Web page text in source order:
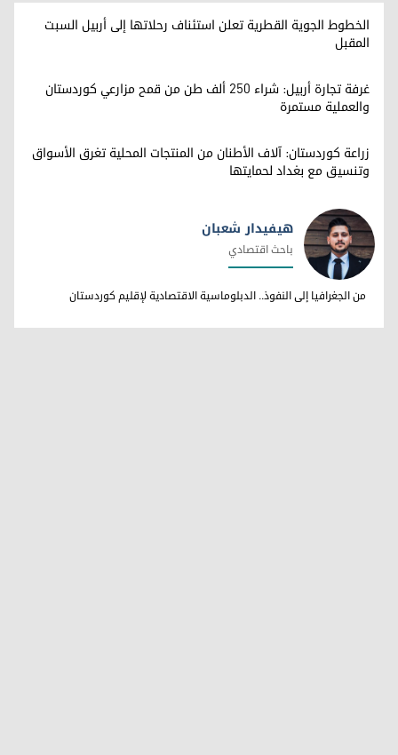
الخطوط الجوية القطرية تعلن استئناف رحلاتها إلى أربيل السبت
المقبل
غرفة تجارة أربيل: شراء 250 ألف طن من قمح مزارعي كوردستان
والعملية مستمرة
زراعة كوردستان: آلاف الأطنان من المنتجات المحلية تغرق الأسواق
وتنسيق مع بغداد لحمايتها
هيفيدار شعبان
هيفيدار شعبان
باحث اقتصادي
من الجغرافيا إلى النفوذ.. الدبلوماسية الاقتصادية لإقليم كوردستان